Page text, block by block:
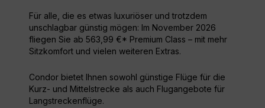
Für alle, die es etwas luxuriöser und trotzdem
unschlagbar günstig mögen: Im November 2026
fliegen Sie ab 563,99 €* Premium Class – mit mehr
Sitzkomfort und vielen weiteren Extras.
Condor bietet Ihnen sowohl günstige Flüge für die
Kurz- und Mittelstrecke als auch Flugangebote für
Langstreckenflüge.